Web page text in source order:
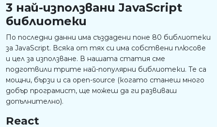
3 най-използвани JavaScript
библиотеки
По последни данни има създадени поне 80 библиотеки
за JavaScript. Всяка от тях си има собствени плюсове
и цел за използване. В нашата статия сме
подготвили трите най-популярни библиотеки. Те са
мощни, бързи и са open-source (когато станеш много
добър програмист, ще можеш да ги развиваш
допълнително).
React